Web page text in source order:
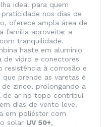
ideal para quem
nos dias de
oferece ampla área de
família aproveitar a
tranquilidade.
haste em alumínio
de vidro e conectores
resistência à corrosão e
prende as varetas é
zinco, prolongando a
de ar no topo contribui
dias de vento leve.
em poliéster com
solar UV 50+,